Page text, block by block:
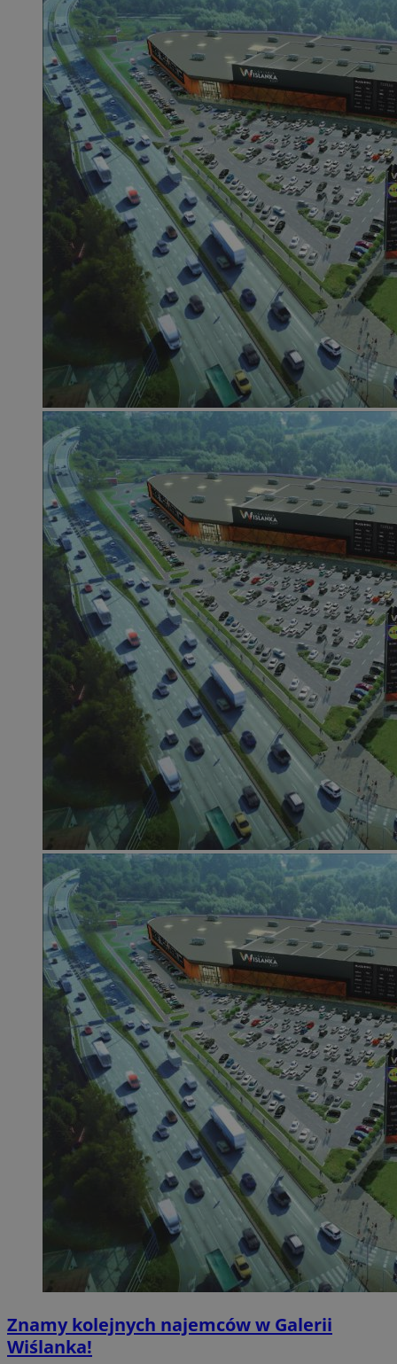
Znamy kolejnych najemców w Galerii
Wiślanka!